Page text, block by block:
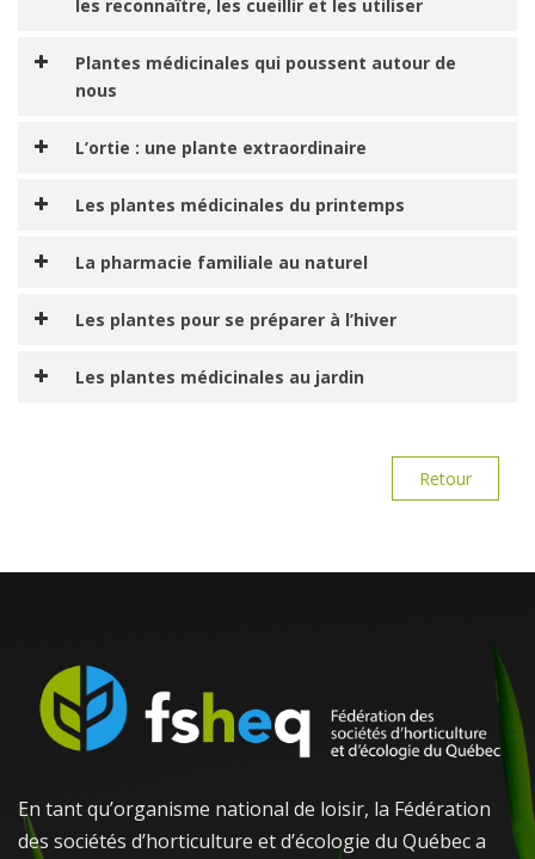
les reconnaître, les cueillir et les utiliser
Plantes médicinales qui poussent autour de
nous
L’ortie : une plante extraordinaire
Les plantes médicinales du printemps
La pharmacie familiale au naturel
Les plantes pour se préparer à l’hiver
Les plantes médicinales au jardin
Retour
En tant qu’organisme national de loisir, la Fédération
des sociétés d’horticulture et d’écologie du Québec a